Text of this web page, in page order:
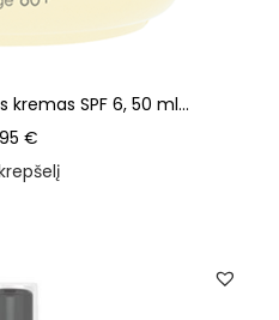
SPF 6, 50 ml...
€